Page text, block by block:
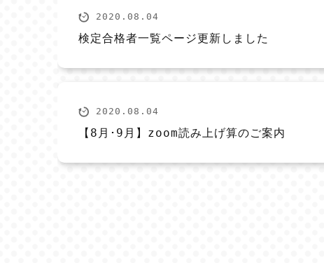
2020.08.04
検定合格者一覧ページ更新しました
2020.08.04
【8月･9月】zoom読み上げ算のご案内